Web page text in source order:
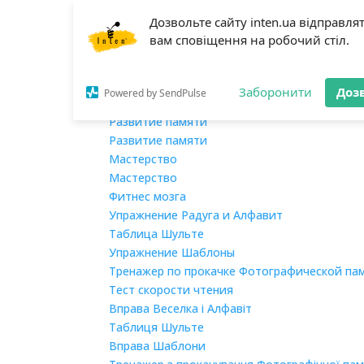
Дозвольте сайту inten.ua
вам сповіщення на робочий стіл.
Powered by SendPulse Заборонити
Главная
О нас
Мегаскорочтение
Развитие памяти
Развитие памяти
Мастерство
Мастерство
Фитнес мозга
Упражнение Радуга и Алфавит
Таблица Шульте
Упражнение Шаблоны
Тренажер по прокачке Фотографической
Тест скорости чтения
Вправа Веселка і Алфавіт
Таблиця Шульте
Вправа Шаблони